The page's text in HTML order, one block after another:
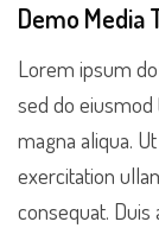
Demo Media
Lorem ipsum
sed do
magna aliqua.
exercitation
consequat.